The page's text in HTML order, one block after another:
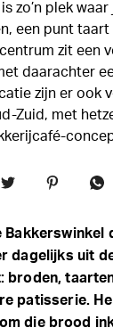
is zo’n plek
een punt
zit een
daarachter
zijn er ook
Zuid, met
Bakkerswinkel
dagelijks uit
broden,
patisserie.
die brood